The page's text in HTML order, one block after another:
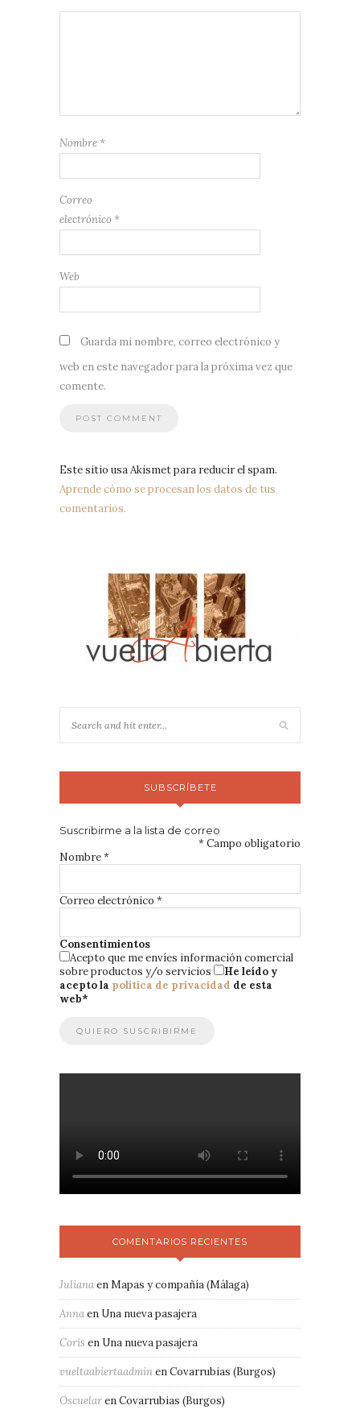
Nombre *
Correo
electrónico *
Web
Guarda mi nombre, correo electrónico y
web en este navegador para la próxima vez que
comente.
Este sitio usa Akismet para reducir el spam.
Aprende cómo se procesan los datos de tus
comentarios.
SUBSCRÍBETE
Suscribirme a la lista de correo
* Campo obligatorio
Nombre*
Correo electrónico *
Consentimientos
Acepto que me envíes información comercial
sobre productos y/o servicios
He leído y
acepto la política de privacidad de esta
web*
COMENTARIOS RECIENTES
JulianaenMapas y compañía (Málaga)
Annaen Una nueva pasajera
Coris en Una nueva pasajera
vueltaabiertaadminenCovarrubias (Burgos)
OscuelarenCovarrubias (Burgos)